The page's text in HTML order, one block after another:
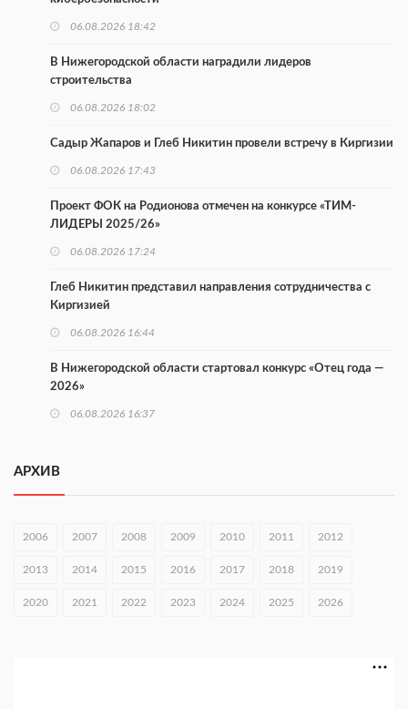
06.08.2026 18:42
В Нижегородской области наградили лидеров
строительства
06.08.2026 18:02
Садыр Жапаров и Глеб Никитин провели встречу в Киргизии
06.08.2026 17:43
Проект ФОК на Родионова отмечен на конкурсе «ТИМ-
ЛИДЕРЫ 2025/26»
06.08.2026 17:24
Глеб Никитин представил направления сотрудничества с
Киргизией
06.08.2026 16:44
В Нижегородской области стартовал конкурс «Отец года —
2026»
06.08.2026 16:37
раза
АРХИВ
2006 2007 2008 2009 2010 2011 2012
2013 2014 2015 2016 2017 2018 2019
2020 2021 2022 2023 2024 2025 2026